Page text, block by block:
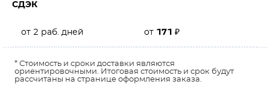
СДЭК
от 2 раб. дней от 171 ₽
* Стоимость и сроки доставки являются
ориентировочными. Итоговая стоимость и срок будут
рассчитаны на странице оформления заказа.